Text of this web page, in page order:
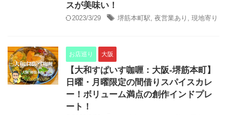
スが美味い！
2023/3/29 堺筋本町駅, 夜営業あり , 現地寄り
お店巡り 大阪
【大和すぱいす咖喱：大阪-堺筋本町】
日曜・月曜限定の間借りスパイスカレ
ー！ボリューム満点の創作インドプレ
ート！